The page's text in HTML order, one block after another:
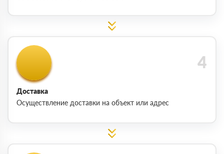
Доставка
Осуществление доставки на объект или адрес